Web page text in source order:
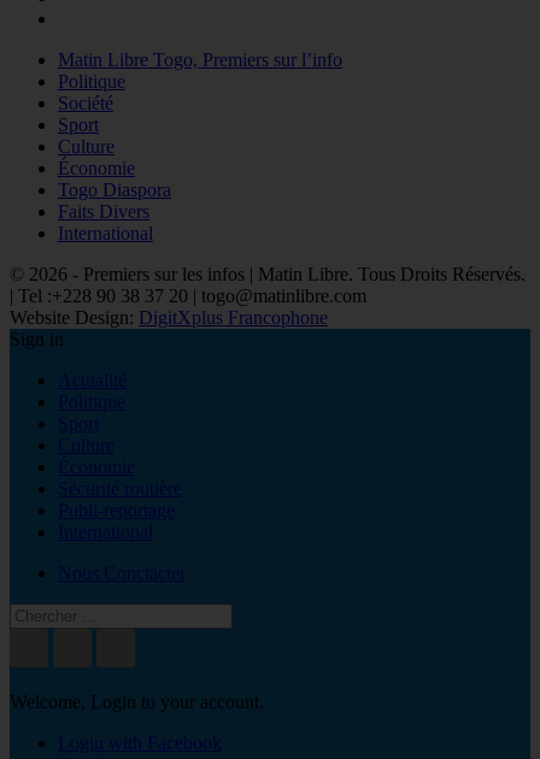
Matin Libre Togo, Premiers sur l’info
Politique
Société
Sport
Culture
Économie
Togo Diaspora
Faits Divers
International
© 2026 - Premiers sur les infos | Matin Libre. Tous Droits Réservés.
| Tel :+228 90 38 37 20 | togo@matinlibre.com
Website Design: DigitXplus Francophone
Sign in
Actualité
Politique
Sport
Culture
Économie
Sécurité routière
Publi-reportage
International
Nous Conctacter
Welcome, Login to your account.
Login with Facebook